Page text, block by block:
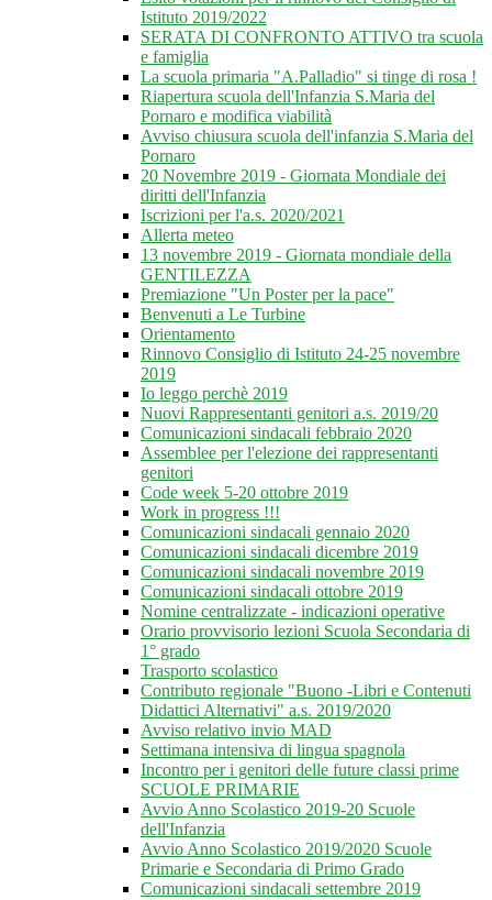
Istituto 2019/2022
SERATA DI CONFRONTO ATTIVO tra scuola
e famiglia
La scuola primaria "A.Palladio" si tinge di rosa !
Riapertura scuola dell'Infanzia S.Maria del
Pornaro e modifica viabilità
Avviso chiusura scuola dell'infanzia S.Maria del
Pornaro
20 Novembre 2019 - Giornata Mondiale dei
diritti dell'Infanzia
Iscrizioni per l'a.s. 2020/2021
Allerta meteo
13 novembre 2019 - Giornata mondiale della
GENTILEZZA
Premiazione "Un Poster per la pace"
Benvenuti a Le Turbine
Orientamento
Rinnovo Consiglio di Istituto 24-25 novembre
2019
Io leggo perchè 2019
Nuovi Rappresentanti genitori a.s. 2019/20
Comunicazioni sindacali febbraio 2020
Assemblee per l'elezione dei rappresentanti
genitori
Code week 5-20 ottobre 2019
Work in progress !!!
Comunicazioni sindacali gennaio 2020
Comunicazioni sindacali dicembre 2019
Comunicazioni sindacali novembre 2019
Comunicazioni sindacali ottobre 2019
Nomine centralizzate - indicazioni operative
Orario provvisorio lezioni Scuola Secondaria di
1° grado
Trasporto scolastico
Contributo regionale "Buono -Libri e Contenuti
Didattici Alternativi" a.s. 2019/2020
Avviso relativo invio MAD
Settimana intensiva di lingua spagnola
Incontro per i genitori delle future classi prime
SCUOLE PRIMARIE
Avvio Anno Scolastico 2019-20 Scuole
dell'Infanzia
Avvio Anno Scolastico 2019/2020 Scuole
Primarie e Secondaria di Primo Grado
Comunicazioni sindacali settembre 2019